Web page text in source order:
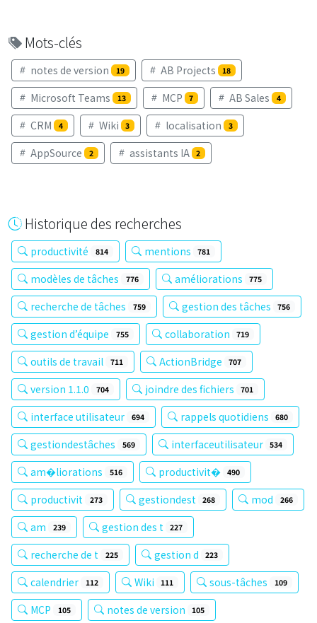
Mots-clés
notes de version 19 AB Projects 18
Microsoft Teams 13 MCP 7 AB Sales 4
CRM 4 Wiki 3 localisation 3
AppSource 2 assistants IA 2
Historique des recherches
productivité 814 mentions 781
modèles de tâches 776 améliorations 775
recherche de tâches 759 gestion des tâches 756
gestion d’équipe 755 collaboration 719
outils de travail 711 ActionBridge 707
version 1.1.0 704 joindre des fichiers 701
interface utilisateur 694 rappels quotidiens 680
gestiondestâches 569 interfaceutilisateur 534
am�liorations 516 productivit� 490
productivit 273 gestiondest 268 mod 266
am 239 gestion des t 227
recherche de t 225 gestion d 223
calendrier 112 Wiki 111 sous-tâches 109
MCP 105 notes de version 105